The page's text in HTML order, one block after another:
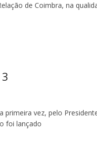
de Coimbra, na
vez, pelo
foi lançado